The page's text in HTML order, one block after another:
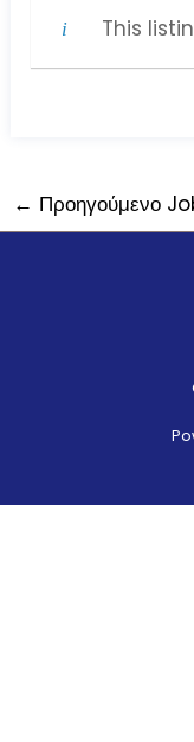
This
← Προηγούμενο